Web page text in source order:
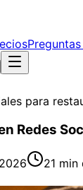
para
Redes
21 min